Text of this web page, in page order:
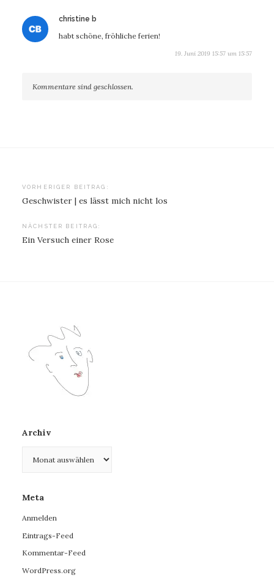
christine b
habt schöne, fröhliche ferien!
19. Juni 2019 15:57 um 15:57
Kommentare sind geschlossen.
Beitragsnavigation
VORHERIGER BEITRAG:
Geschwister | es lässt mich nicht los
NÄCHSTER BEITRAG:
Ein Versuch einer Rose
Archiv
Meta
Anmelden
Eintrags-Feed
Kommentar-Feed
WordPress.org